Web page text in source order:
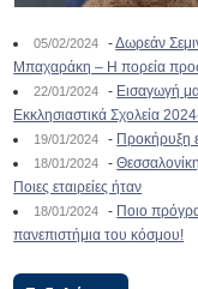
05/02/2024 -Δωρεάν
Μπαχαράκη – Η πορεία προς
22/01/2024 - Εισαγωγή
Εκκλησιαστικά Σχολεία
19/01/2024 - Προκήρυξη
18/01/2024 -
Ποιες εταιρείες ήταν
18/01/2024 - Ποιο
πανεπιστήμια του κόσμου!